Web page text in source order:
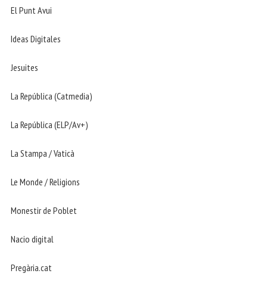
El Punt Avui
Ideas Digitales
Jesuites
La República (Catmedia)
La República (ELP/Av+)
La Stampa / Vaticà
Le Monde / Religions
Monestir de Poblet
Nacio digital
Pregària.cat